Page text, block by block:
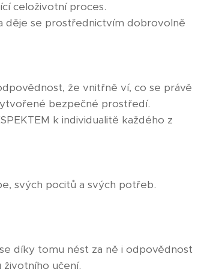
celoživotní proces.
děje se prostřednictvím dobrovolně
že vnitřně ví, co se právě
bezpečné prostředí.
k individualitě každého z
svých pocitů a svých potřeb.
díky tomu nést za ně i odpovědnost
učení.